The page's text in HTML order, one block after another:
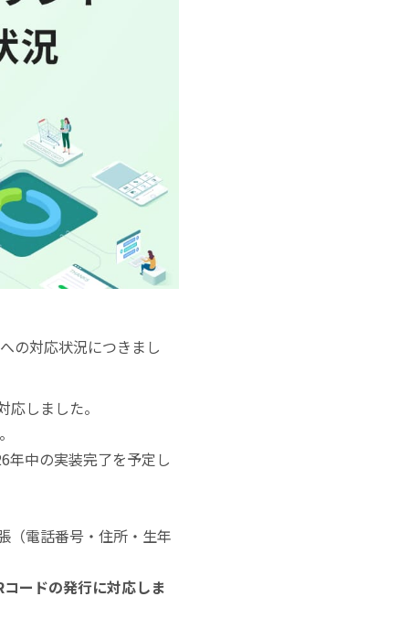
の対応状況につきまし
しました。
年中の実装完了を予定し
（電話番号・住所・生年
ードの発行に対応しま